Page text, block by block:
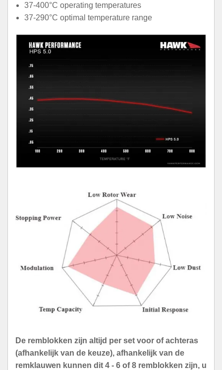
37-400°C operating temperatures
37-290°C optimal temperature range
De remblokken zijn altijd per set voor of achteras
(afhankelijk van de keuze), afhankelijk van de
remklauwen kunnen dit 4 - 6 of 8 remblokken zijn, u